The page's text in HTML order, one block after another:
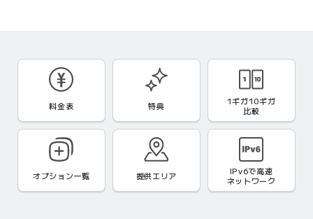
料金表 特典
1ギガ10ギガ
比較
オプション一覧 提供エリア IPv6で高速
ネットワーク